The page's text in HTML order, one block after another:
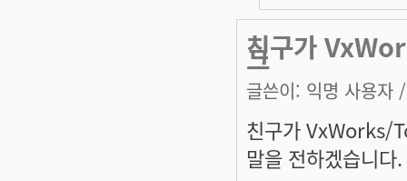
친구가
그
글쓴이: 익명 사용자
친구가 VxWorks/
말을 전하겠습니다.